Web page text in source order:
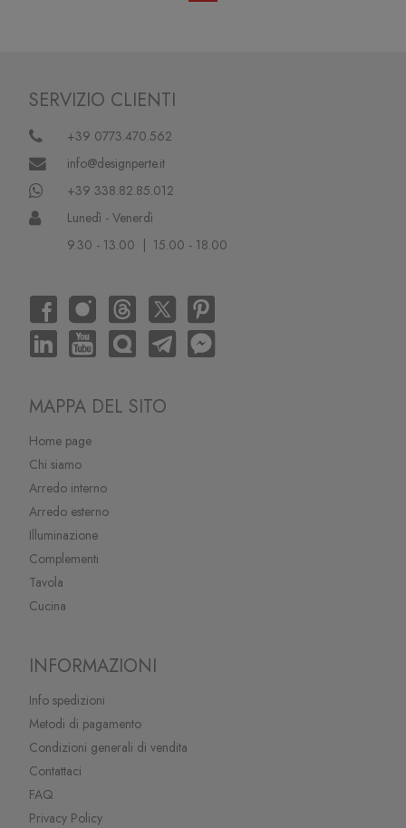
SERVIZIO CLIENTI
+39 0773.470.562
info@designperte.it
+39 338.82.85.012
Lunedì - Venerdì
9.30 - 13.00 | 15.00 - 18.00
MAPPA DEL SITO
Home page
Chi siamo
Arredo interno
Arredo esterno
Illuminazione
Complementi
Tavola
Cucina
INFORMAZIONI
Info spedizioni
Metodi di pagamento
Condizioni generali di vendita
Contattaci
FAQ
Privacy Policy